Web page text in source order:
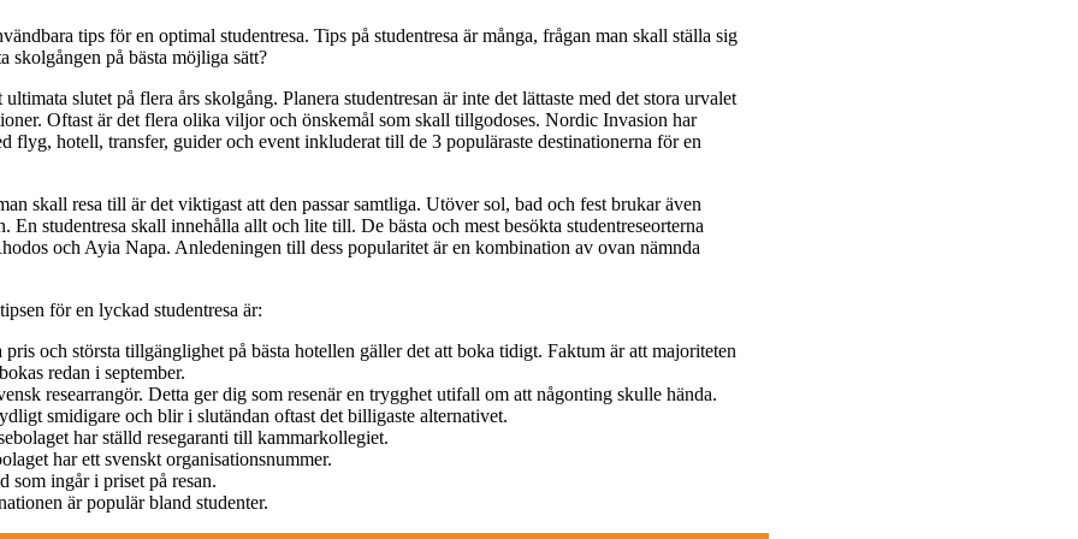
tips för en optimal studentresa. Tips på studentresa är många, frågan man skall ställa sig
skolgången på bästa möjliga sätt?
slutet på flera års skolgång. Planera studentresan är inte det lättaste med det stora urvalet
Oftast är det flera olika viljor och önskemål som skall tillgodoses. Nordic Invasion har
flyg, hotell, transfer, guider och event inkluderat till de 3 populäraste destinationerna för en
skall resa till är det viktigast att den passar samtliga. Utöver sol, bad och fest brukar även
En studentresa skall innehålla allt och lite till. De bästa och mest besökta studentreseorterna
och Ayia Napa. Anledeningen till dess popularitet är en kombination av ovan nämnda
för en lyckad studentresa är:
och största tillgänglighet på bästa hotellen gäller det att boka tidigt. Faktum är att majoriteten
redan i september.
researrangör. Detta ger dig som resenär en trygghet utifall om att någonting skulle hända.
smidigare och blir i slutändan oftast det billigaste alternativet.
har ställd resegaranti till kammarkollegiet.
har ett svenskt organisationsnummer.
som ingår i priset på resan.
är populär bland studenter.